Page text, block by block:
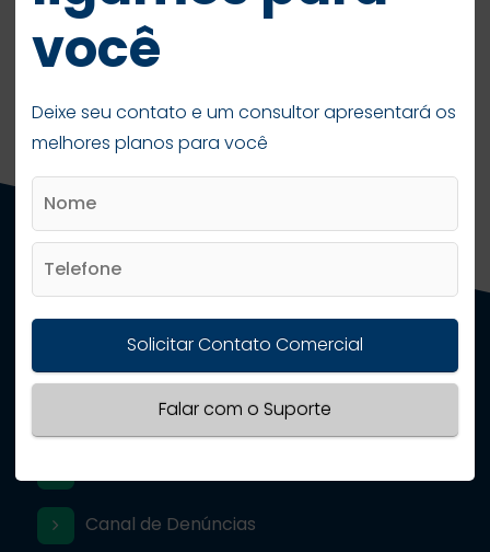
conteúdo disponível que sua conta Zafex Play
oferece.
Indique um Amigo
Como logar TV Zafex Play
Canal de Denúncias
você
Deixe seu contato e um consultor apresentará os
melhores planos para você
Solicitar Contato Comercial
Falar com o Suporte